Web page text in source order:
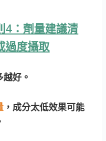
4：劑量建議清
過度攝取
好。
，成分太低效果可能